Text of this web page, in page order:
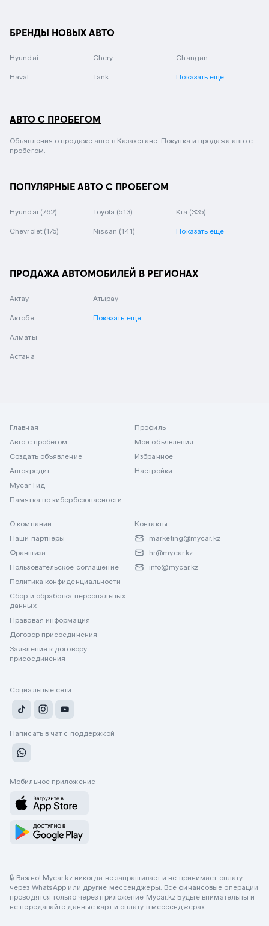
БРЕНДЫ НОВЫХ АВТО
Hyundai Chery Changan
Haval Tank Показать еще
АВТО С ПРОБЕГОМ
Объявления о продаже авто в Казахстане. Покупка и продажа авто с
пробегом.
ПОПУЛЯРНЫЕ АВТО С ПРОБЕГОМ
Hyundai (762) Toyota (513) Kia (335)
Chevrolet (175) Nissan (141) Показать еще
ПРОДАЖА АВТОМОБИЛЕЙ В РЕГИОНАХ
Актау
Актобе
Алматы
Астана
Атырау
Показать еще
Главная
Авто с пробегом
Создать объявление
Автокредит
Mycar Гид
Памятка по кибербезопасности
Профиль
Мои объявления
Избранное
Настройки
О компании
Наши партнеры
Франшиза
Пользовательское соглашение
Политика конфиденциальности
Сбор и обработка персональных
данных
Правовая информация
Договор присоединения
Заявление к договору
присоединения
Контакты
marketing@mycar.kz
hr@mycar.kz
info@mycar.kz
Социальные сети
Написать в чат с поддержкой
Мобильное приложение
🔒 Важно! Mycar.kz никогда не запрашивает и не принимает оплату
через WhatsApp или другие мессенджеры. Все финансовые операции
проводятся только через приложение Mycar.kz Будьте внимательны и
не передавайте данные карт и оплату в мессенджерах.